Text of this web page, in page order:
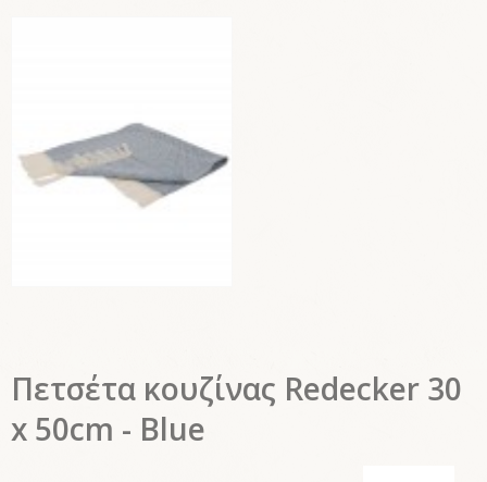
Πετσέτα κουζίνας Redecker 30
x 50cm - Blue